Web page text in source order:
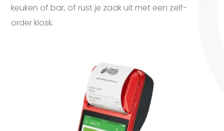
keuken of bar, of rust je zaak uit met een zelf-
order kiosk.